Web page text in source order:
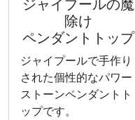
ジャイプールの魔
除け
ペンダントトップ
ジャイプールで手作り
された個性的なパワー
ストーンペンダントト
ップです。